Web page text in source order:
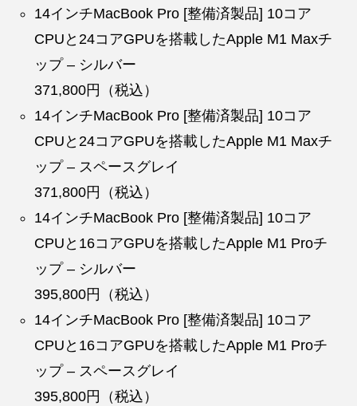
14インチMacBook Pro [整備済製品] 10コア
CPUと24コアGPUを搭載したApple M1 Maxチ
ップ – シルバー
371,800円（税込）
14インチMacBook Pro [整備済製品] 10コア
CPUと24コアGPUを搭載したApple M1 Maxチ
ップ – スペースグレイ
371,800円（税込）
14インチMacBook Pro [整備済製品] 10コア
CPUと16コアGPUを搭載したApple M1 Proチ
ップ – シルバー
395,800円（税込）
14インチMacBook Pro [整備済製品] 10コア
CPUと16コアGPUを搭載したApple M1 Proチ
ップ – スペースグレイ
395,800円（税込）